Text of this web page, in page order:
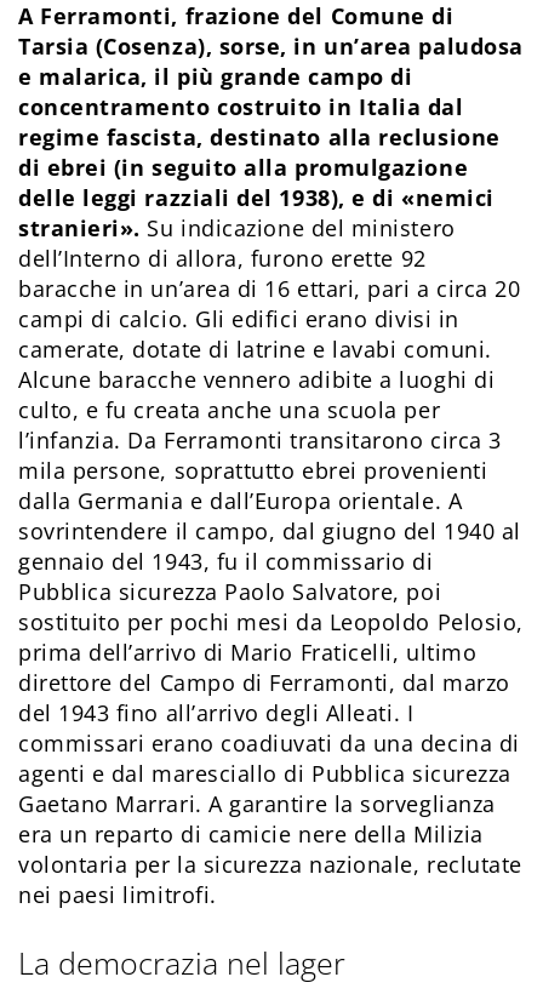
A Ferramonti, frazione del Comune di
Tarsia (Cosenza), sorse, in un’area paludosa
e malarica, il più grande campo di
concentramento costruito in Italia dal
regime fascista, destinato alla reclusione
di ebrei (in seguito alla promulgazione
delle leggi razziali del 1938), e di «nemici
stranieri». Su indicazione del ministero
dell’Interno di allora, furono erette 92
baracche in un’area di 16 ettari, pari a circa 20
campi di calcio. Gli edifici erano divisi in
camerate, dotate di latrine e lavabi comuni.
Alcune baracche vennero adibite a luoghi di
culto, e fu creata anche una scuola per
l’infanzia. Da Ferramonti transitarono circa 3
mila persone, soprattutto ebrei provenienti
dalla Germania e dall’Europa orientale. A
sovrintendere il campo, dal giugno del 1940 al
gennaio del 1943, fu il commissario di
Pubblica sicurezza Paolo Salvatore, poi
sostituito per pochi mesi da Leopoldo Pelosio,
prima dell’arrivo di Mario Fraticelli, ultimo
direttore del Campo di Ferramonti, dal marzo
del 1943 fino all’arrivo degli Alleati. I
commissari erano coadiuvati da una decina di
agenti e dal maresciallo di Pubblica sicurezza
Gaetano Marrari. A garantire la sorveglianza
era un reparto di camicie nere della Milizia
volontaria per la sicurezza nazionale, reclutate
nei paesi limitrofi.
La democrazia nel lager